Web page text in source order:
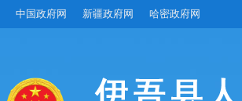
中国政府网 新疆政府网 哈密政府网